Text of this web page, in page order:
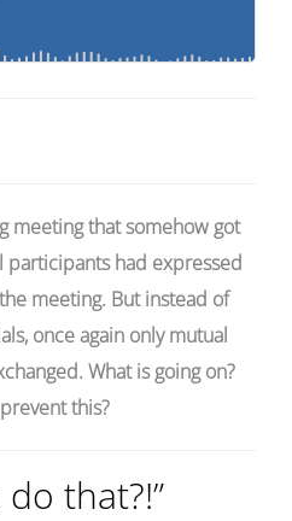
meeting that somehow got
participants had expressed
meeting. But instead of
once again only mutual
What is going on?
this?
that?!”